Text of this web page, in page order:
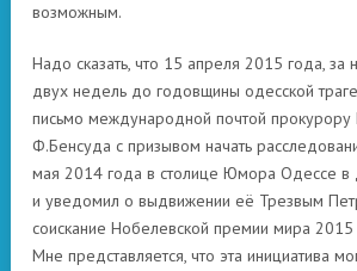
возможным.
Надо сказать, что 15 апреля 2015 года, за
двух недель до годовщины одесской
письмо международной почтой
Ф.Бенсуда с призывом начать
мая 2014 года в столице Юмора Одессе
и уведомил о выдвижении её Трезвым
соискание Нобелевской премии мира 2015
Мне представляется, что эта инициатива